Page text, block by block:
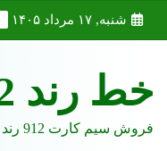
Skip
شنبه, ۱۷ مرداد ۱۴۰۵
خط رند 912
فروش سیم کارت 912 رند